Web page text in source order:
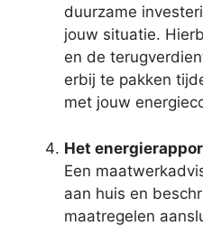
duurzame
jouw situatie.
en de
erbij te pakken
met jouw
Het
Een
aan huis en
maatregelen